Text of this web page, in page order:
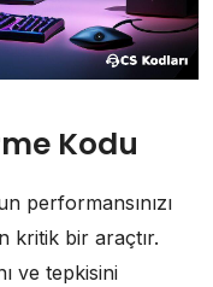
Kodu
performansınızı
kritik bir araçtır.
ve tepkisini